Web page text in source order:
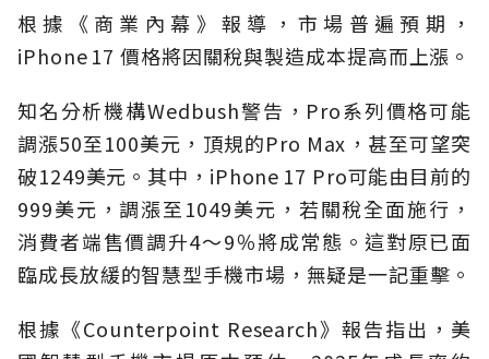
根據《商業內幕》報導，市場普遍預期，
iPhone 17 價格將因關稅與製造成本提高而上漲。
知名分析機構Wedbush警告，Pro系列價格可能
調漲50至100美元，頂規的Pro Max，甚至可望突
破1249美元。其中，iPhone 17 Pro可能由目前的
999美元，調漲至1049美元，若關稅全面施行，
消費者端售價調升4～9％將成常態。這對原已面
臨成長放緩的智慧型手機市場，無疑是一記重擊。
根據《Counterpoint Research》報告指出，美